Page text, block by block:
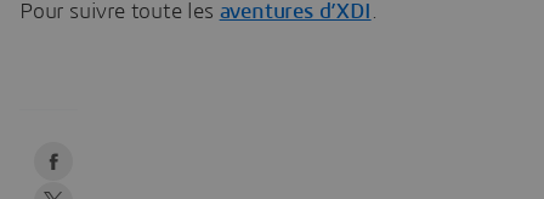
Pour suivre toute les aventures d’XDI .